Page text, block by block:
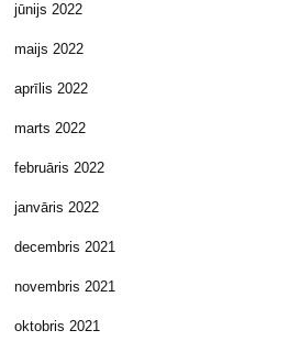
jūnijs 2022
maijs 2022
aprīlis 2022
marts 2022
februāris 2022
janvāris 2022
decembris 2021
novembris 2021
oktobris 2021